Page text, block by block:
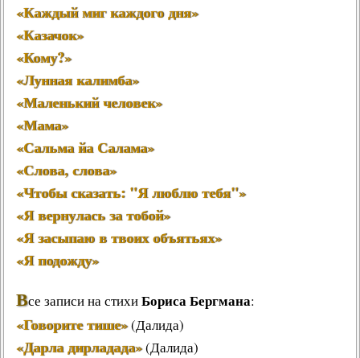
«Каждый миг каждого дня»
«Казачок»
«Кому?»
«Лунная калимба»
«Маленький человек»
«Мама»
«Сальма йа Салама»
«Слова, слова»
«Чтобы сказать: "Я люблю тебя"»
«Я вернулась за тобой»
«Я засыпаю в твоих объятьях»
«Я подожду»
Все записи на стихиБориса Бергмана:
«Говорите тише»(Далида)
«Дарла дирладада»(Далида)